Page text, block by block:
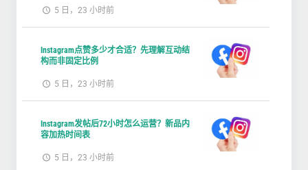
5 日，23 小时前
Instagram点赞多少才合适？先理解互动结
构而非固定比例
5 日，23 小时前
Instagram发帖后72小时怎么运营？新品内
容加热时间表
5 日，23 小时前